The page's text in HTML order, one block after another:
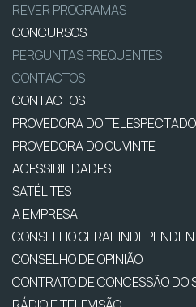
REVER PROGRAMAS
CONCURSOS
PERGUNTAS FREQUENTES
CONTACTOS
CONTACTOS
PROVEDORA DO
PROVEDORA DO OUVINTE
ACESSIBILIDADES
SATÉLITES
A EMPRESA
CONSELHO GERAL
CONSELHO DE OPINIÃO
CONTRATO DE CONCESSÃO DO